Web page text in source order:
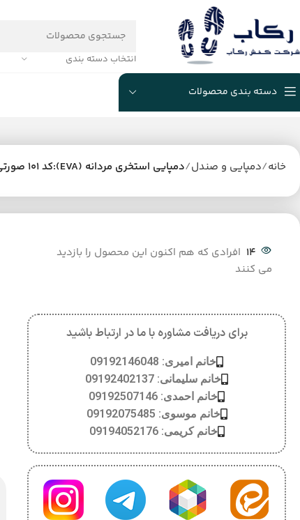
انتخاب دسته بندی
دسته بندی محصولات
خانه دمپایی و صندل دمپایی استخری مردانه (EVA):کد 101 صورتی
14 افرادی که هم اکنون این محصول را بازدید
می کنند
برای دریافت مشاوره با ما در ارتباط باشید
خانم امیری: 09192146048
خانم سلیمانی: 09192402137
خانم احمدی: 09192507146
خانم موسوی: 09192075485
خانم کریمی: 09194052176